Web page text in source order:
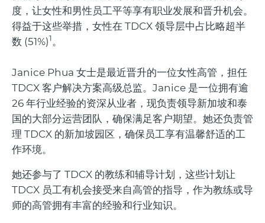
度，让女性和男性员工平等享有职业发展和晋升机会。
得益于这些举措，女性在 TDCX 领导层中占比略超半
数 (51%)1 。
Janice Phua 女士是最近晋升的一位女性高管，担任
TDCX 客户解决方案高级总监。Janice 是一位拥有逾
26 年行业经验的资深从业者，现负责领导新加坡和泰
国的大部分运营团队，确保满足客户期望。她还负责管
理 TDCX 的新加坡园区，确保员工享有温馨舒适的工
作环境。
她还参与了 TDCX 的教练和辅导计划，这些计划让
TDCX 员工有机会接受来自高管的指导，作为教练或导
师的高管拥有丰富的经验和行业知识。